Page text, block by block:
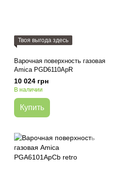
Твоя выгода здесь
Варочная поверхность газовая
Amica PGD6110ApR
10 024 грн
В наличии
Купить